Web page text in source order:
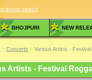
search
BHOJPURI NEW
:: Concerts :: Various Artists -
Artists - Festival